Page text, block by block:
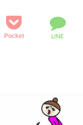
Pocket LINE